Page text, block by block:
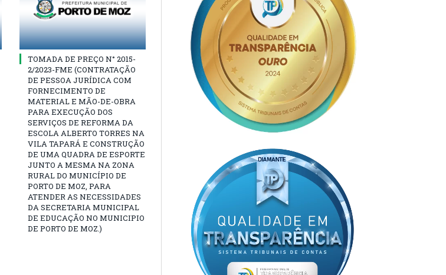
TOMADA DE PREÇO N° 2015-
2/2023-FME (CONTRATAÇÃO
DE PESSOA JURÍDICA COM
FORNECIMENTO DE
MATERIAL E MÃO-DE-OBRA
PARA EXECUÇÃO DOS
SERVIÇOS DE REFORMA DA
ESCOLA ALBERTO TORRES NA
VILA TAPARÁ E CONSTRUÇÃO
DE UMA QUADRA DE ESPORTE
JUNTO A MESMA NA ZONA
RURAL DO MUNICÍPIO DE
PORTO DE MOZ, PARA
ATENDER AS NECESSIDADES
DA SECRETARIA MUNICIPAL
DE EDUCAÇÃO NO MUNICIPIO
DE PORTO DE MOZ.)